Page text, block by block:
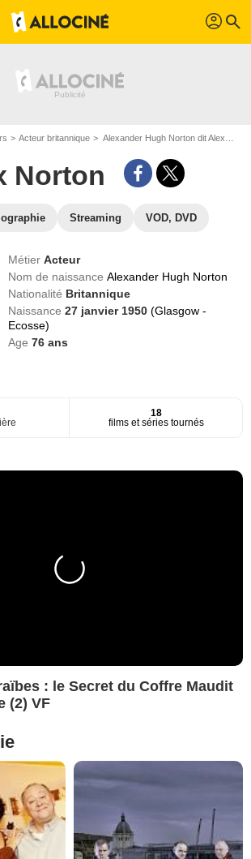
profil search
Acteur britannique Alexander Hugh Norton dit Alex Norton
Norton
Streaming VOD, DVD
MétierActeur
Nom de naissanceAlexander Hugh Norton
Nationalité Britannique
Naissance27 janvier 1950(Glasgow -
Ecosse)
Age76 ans
18
films et séries tournés
: le Secret du Coffre Maudit
(2) VF